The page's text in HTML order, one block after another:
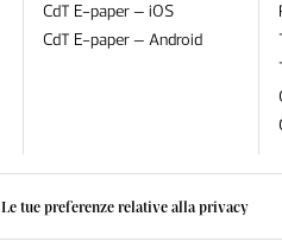
Le tue preferenze relative alla privacy
CdT E-paper – iOS
CdT E-paper – Android